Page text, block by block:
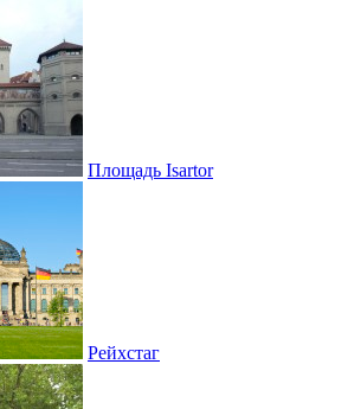
Площадь Isartor
Рейхстаг